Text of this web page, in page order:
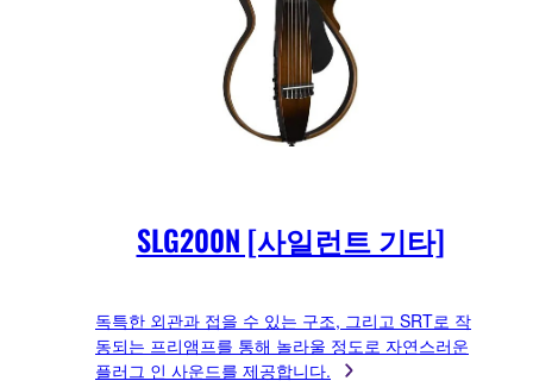
SLG200N [사일런트 기타]
독특한 외관과 접을 수 있는 구조, 그리고 SRT로 작
동되는 프리앰프를 통해 놀라울 정도로 자연스러운
플러그 인 사운드를 제공합니다.